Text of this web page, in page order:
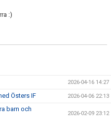
:)
2026-04-16 14:27
Östers IF 2026-04-06 22:13
barn och
2026-02-09 23:12